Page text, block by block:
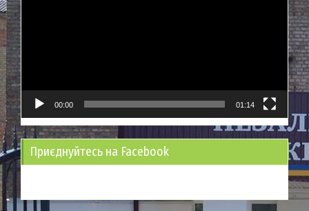
00:00 01:14
Приєднуйтесь на Facebook